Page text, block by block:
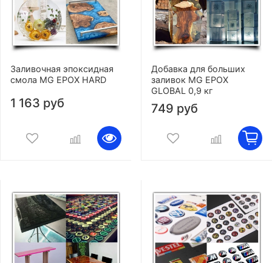
Заливочная эпоксидная
смола MG EPOX HARD
1 163 руб
Добавка для больших
заливок MG EPOX
GLOBAL 0,9 кг
749 руб